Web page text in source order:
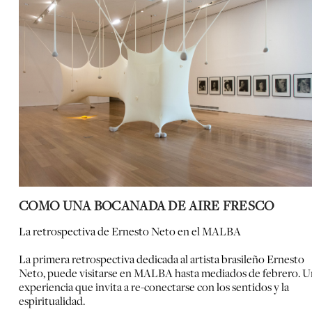
COMO UNA BOCANADA DE AIRE FRESCO
La retrospectiva de Ernesto Neto en el MALBA
La primera retrospectiva dedicada al artista brasileño Ernesto
Neto, puede visitarse en MALBA hasta mediados de febrero.
experiencia que invita a re-conectarse con los sentidos y la
espiritualidad.